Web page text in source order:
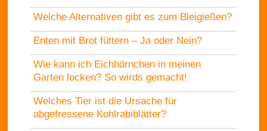
Welche Alternativen gibt es zum Bleigießen?
Enten mit Brot füttern – Ja oder Nein?
Wie kann ich Eichhörnchen in meinen
Garten locken? So wirds gemacht!
Welches Tier ist die Ursache für
abgefressene Kohlrabiblätter?